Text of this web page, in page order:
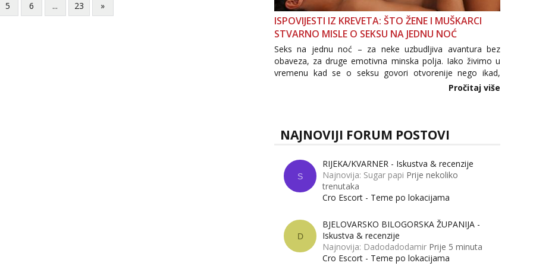
5 6 ... 23 »
ISPOVIJESTI IZ KREVETA: ŠTO ŽENE I MUŠKARCI
STVARNO MISLE O SEKSU NA JEDNU NOĆ
Seks na jednu noć – za neke uzbudljiva avantura bez
obaveza, za druge emotivna minska polja. Iako živimo u
vremenu kad se o seksu govori otvorenije nego ikad,
tema „jedne noći strasti“ i dalje izaziva burne rasprave. Što
Pročitaj više
NAJNOVIJI FORUM POSTOVI
S
RIJEKA/KVARNER - Iskustva & recenzije
Najnovija: Sugar papi Prije nekoliko
trenutaka
Cro Escort - Teme po lokacijama
D
BJELOVARSKO BILOGORSKA ŽUPANIJA -
Iskustva & recenzije
Najnovija: Dadodadodamir Prije 5 minuta
Cro Escort - Teme po lokacijama